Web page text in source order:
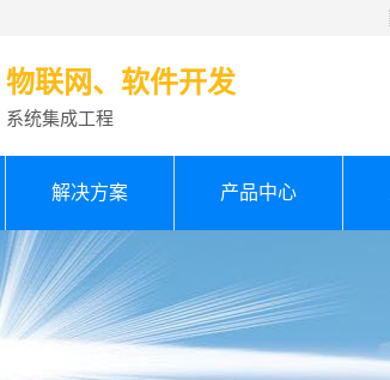
物联网、软件开发
系统集成工程
解决方案 产品中心